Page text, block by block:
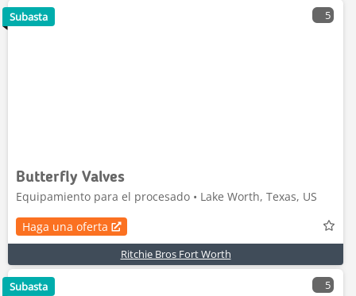
5
Butterfly Valves
Equipamiento para el procesado • Lake Worth, Texas, US
Haga una oferta
Ritchie Bros Fort Worth
Subasta
5
Subasta